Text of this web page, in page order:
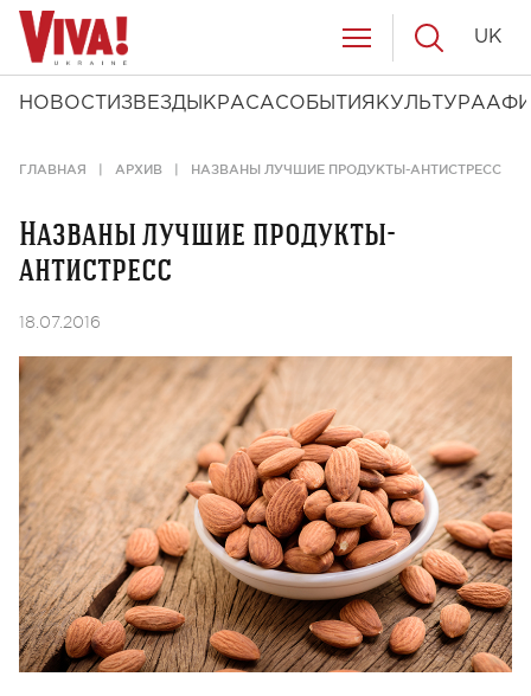
НОВОСТИ ЗВЕЗДЫ КРАСАСОБЫТИЯ КУЛЬТУРА
UK
ГЛАВНАЯ АРХИВ НАЗВАНЫ ЛУЧШИЕ ПРОДУКТЫ-АНТИСТРЕСС
Названы лучшие продукты-
антистресс
18.07.2016